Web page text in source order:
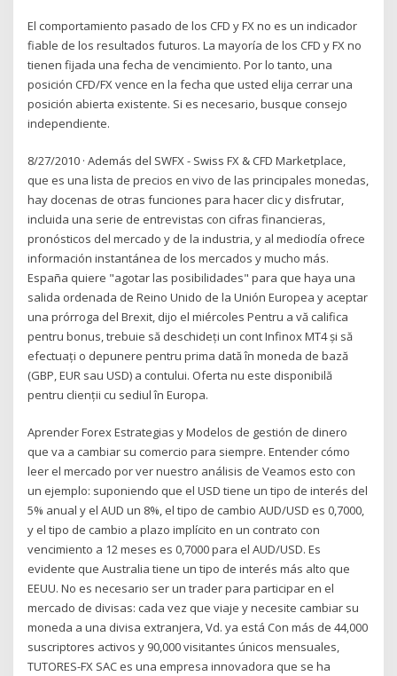
El comportamiento pasado de los CFD y FX no es un indicador
fiable de los resultados futuros. La mayoría de los CFD y FX no
tienen fijada una fecha de vencimiento. Por lo tanto, una
posición CFD/FX vence en la fecha que usted elija cerrar una
posición abierta existente. Si es necesario, busque consejo
independiente.
8/27/2010 · Además del SWFX - Swiss FX & CFD Marketplace,
que es una lista de precios en vivo de las principales monedas,
hay docenas de otras funciones para hacer clic y disfrutar,
incluida una serie de entrevistas con cifras financieras,
pronósticos del mercado y de la industria, y al mediodía ofrece
información instantánea de los mercados y mucho más.
España quiere "agotar las posibilidades" para que haya una
salida ordenada de Reino Unido de la Unión Europea y aceptar
una prórroga del Brexit, dijo el miércoles Pentru a vă califica
pentru bonus, trebuie să deschideți un cont Infinox MT4 și să
efectuați o depunere pentru prima dată în moneda de bază
(GBP, EUR sau USD) a contului. Oferta nu este disponibilă
pentru clienții cu sediul în Europa.
Aprender Forex Estrategias y Modelos de gestión de dinero
que va a cambiar su comercio para siempre. Entender cómo
leer el mercado por ver nuestro análisis de Veamos esto con
un ejemplo: suponiendo que el USD tiene un tipo de interés del
5% anual y el AUD un 8%, el tipo de cambio AUD/USD es 0,7000,
y el tipo de cambio a plazo implícito en un contrato con
vencimiento a 12 meses es 0,7000 para el AUD/USD. Es
evidente que Australia tiene un tipo de interés más alto que
EEUU. No es necesario ser un trader para participar en el
mercado de divisas: cada vez que viaje y necesite cambiar su
moneda a una divisa extranjera, Vd. ya está Con más de 44,000
suscriptores activos y 90,000 visitantes únicos mensuales,
TUTORES-FX SAC es una empresa innovadora que se ha